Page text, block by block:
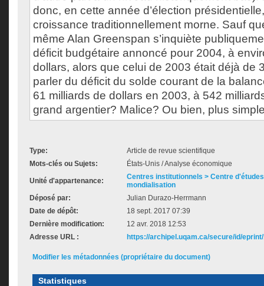
donc, en cette année d’élection
croissance traditionnellement morne. Sauf
même Alan Greenspan s’inquiète
déficit budgétaire annoncé pour 2004, à
dollars, alors que celui de 2003 était déjà de
parler du déficit du solde courant de la
61 milliards de dollars en 2003, à 542
grand argentier? Malice? Ou bien, plus
Type:
Article de revue scientifique
Mots-clés ou Sujets:
États-Unis / Analyse économique
Unité d'appartenance:
Centres institutionnels > Centre
mondialisation
Déposé par:
Julian Durazo-Herrmann
Date de dépôt:
18 sept. 2017 07:39
Dernière modification:
12 avr. 2018 12:53
Adresse URL :
https://archipel.uqam.ca/secure/id/
Modifier les métadonnées (propriétaire du document)
Statistiques